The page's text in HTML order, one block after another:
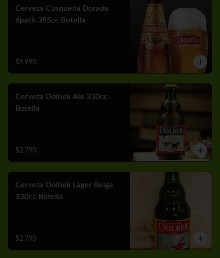
Cerveza Cusqueña Dorada
6pack 355cc Botella
$9.990
Cerveza Dolbek Ale 330cc
Botella
$2.790
Cerveza Dolbek Lager Belga
330cc Botella
$2.790